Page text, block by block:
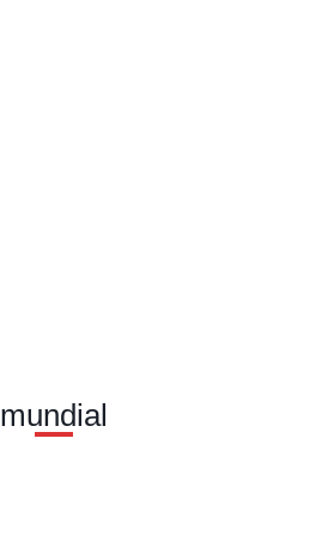
mundial